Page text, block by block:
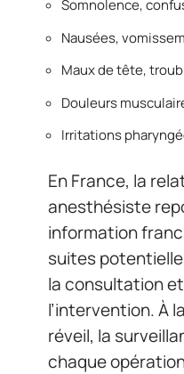
Somnolence,
Nausées,
Maux de tête,
Douleurs
Irritations
En France, la
anesthésiste
information
suites
la consultation
l’intervention. À
réveil, la
chaque